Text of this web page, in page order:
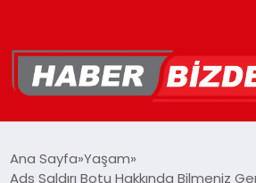
Ana Sayfa Yaşam
Ads Saldırı Botu Hakkında Bilmeniz